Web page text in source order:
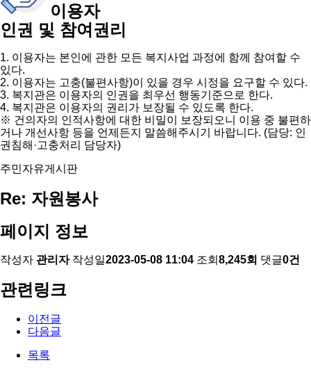
이용자
인권 및 참여권리
1. 이용자는 본인에 관한 모든 복지사업 과정에 함께 참여할 수
있다.
2. 이용자는 고충(불편사항)이 있을 경우 시정을 요구할 수 있다.
3. 복지관은 이용자의 인권을 최우선 행동기준으로 한다.
4. 복지관은 이용자의 권리가 보장될 수 있도록 한다.
※ 건의자의 인적사항에 대한 비밀이 보장되오니 이용 중 불편하
거나 개선사항 등을 언제든지 말씀해주시기 바랍니다. (담당: 인
권침해·고충처리 담당자)
주민자유게시판
Re: 자원봉사
페이지 정보
작성자 관리자 작성일2023-05-08 11:04 조회 8,245회 댓글0건
관련링크
이전글
다음글
목록